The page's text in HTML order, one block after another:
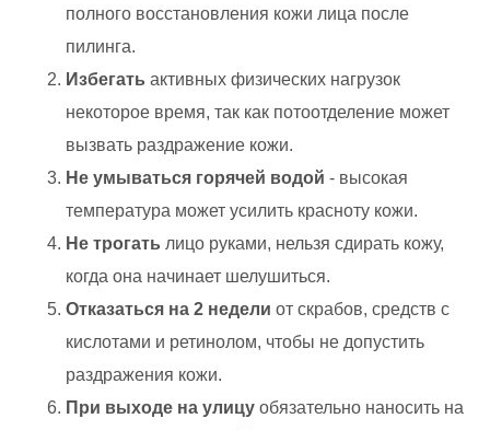
полного восстановления кожи лица после
пилинга.
Избегать активных физических нагрузок
некоторое время, так как потоотделение может
вызвать раздражение кожи.
Не умываться горячей водой - высокая
температура может усилить красноту кожи.
Не трогать лицо руками, нельзя сдирать кожу,
когда она начинает шелушиться.
Отказаться на 2 недели от скрабов, средств с
кислотами и ретинолом, чтобы не допустить
раздражения кожи.
При выходе на улицу обязательно наносить на